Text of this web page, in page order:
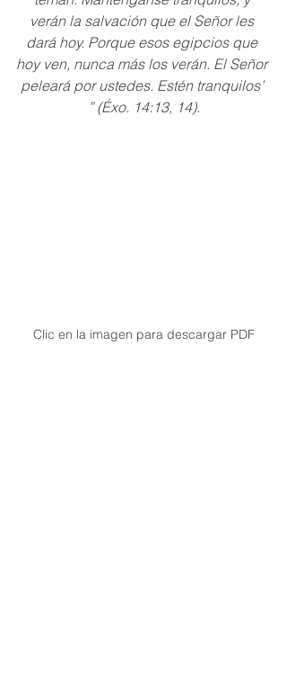
verán la salvación que el Señor les
dará hoy. Porque esos egipcios que
hoy ven, nunca más los verán. El Señor
peleará por ustedes. Estén tranquilos’
” (Éxo. 14:13, 14).
Clic en la imagen para descargar PDF